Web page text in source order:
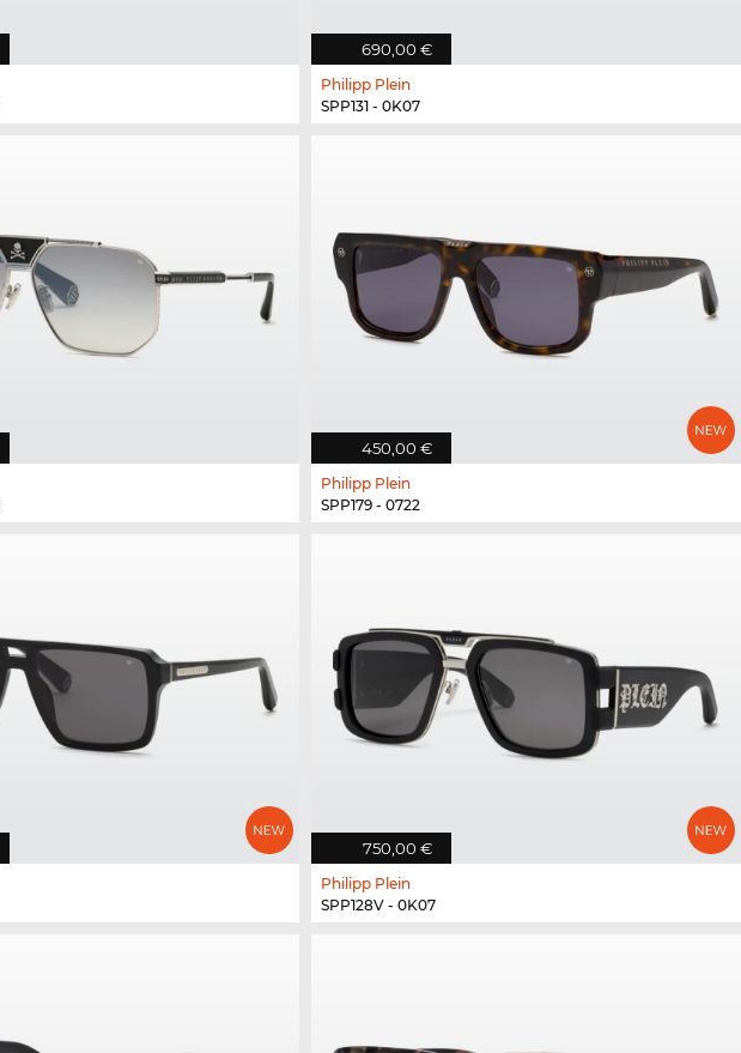
690,00 €
Philipp Plein
SPP131 - 0K07
450,00 €
Philipp Plein
SPP179 - 0722
750,00 €
Philipp Plein
SPP128V - 0K07